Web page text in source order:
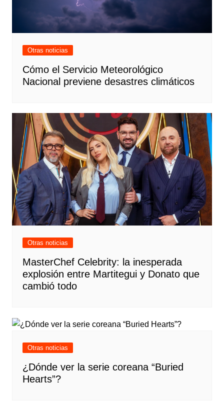
Otras noticias
Cómo el Servicio Meteorológico
Nacional previene desastres climáticos
Otras noticias
MasterChef Celebrity: la inesperada
explosión entre Martitegui y Donato que
cambió todo
Otras noticias
¿Dónde ver la serie coreana “Buried
Hearts”?